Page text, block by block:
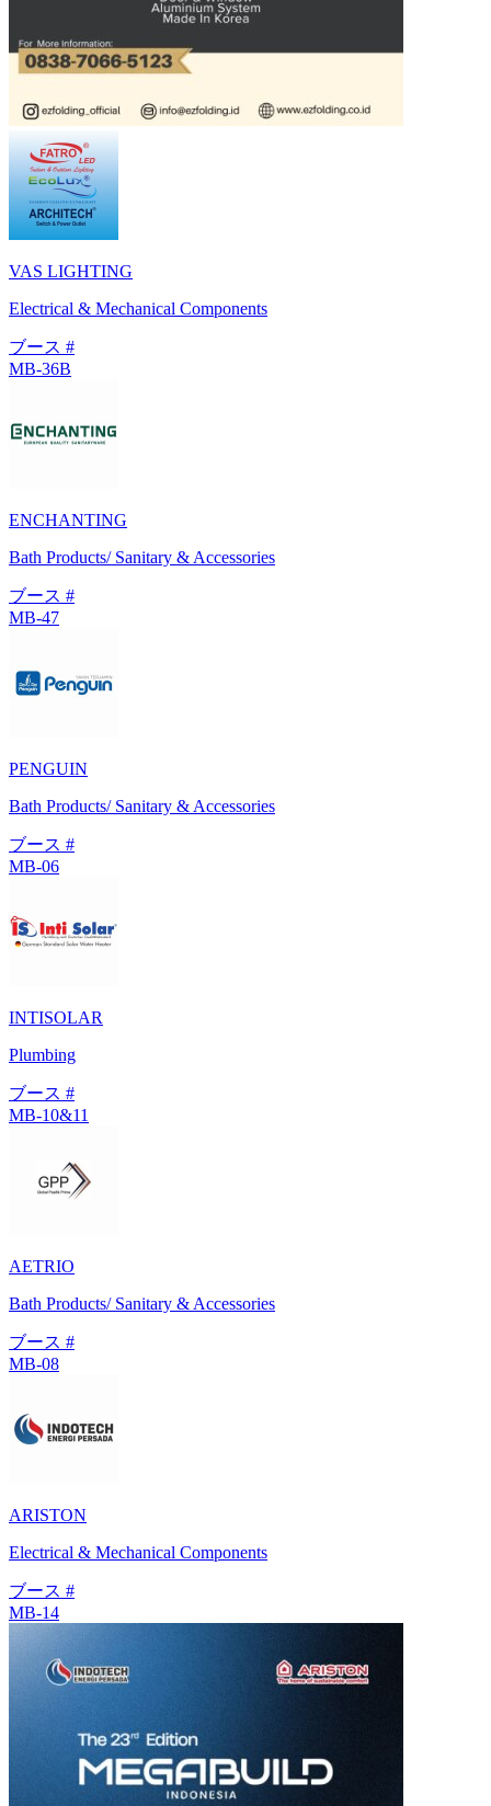
VAS LIGHTING
Electrical & Mechanical Components
ブース #
MB-36B
ENCHANTING
Bath Products/ Sanitary & Accessories
ブース #
MB-47
PENGUIN
Bath Products/ Sanitary & Accessories
ブース #
MB-06
INTISOLAR
Plumbing
ブース #
MB-10&11
AETRIO
Bath Products/ Sanitary & Accessories
ブース #
MB-08
ARISTON
Electrical & Mechanical Components
ブース #
MB-14